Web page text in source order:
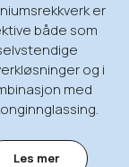
er
både som
og i
med
Les mer